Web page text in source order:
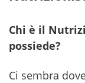
Chi è il
possiede?
Ci sembra